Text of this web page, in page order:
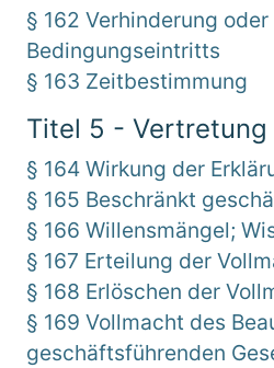
§ 162 Verhinderung
Bedingungseintritts
§ 163 Zeitbestimmung
Titel 5 - Vertretung
§ 164 Wirkung der
§ 165 Beschränkt
§ 166 Willensmängel;
§ 167 Erteilung der
§ 168 Erlöschen der
§ 169 Vollmacht des
geschäftsführenden